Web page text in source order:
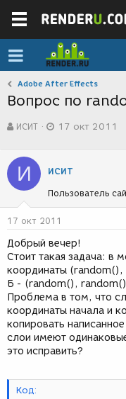
Adobe After Effects
Вопрос по
в
о
р
т
е
м
ы
ИСИТ
а
с
з
д
а
и
я
17 окт 2011
И ИСИТ
Пользователь
17 окт 2011
Добрый вечер!
Стоит такая задача: в
координаты
Б - (random(),
Проблема в том, что
координаты начала и
копировать
слои имеют
это исправить?
Код: